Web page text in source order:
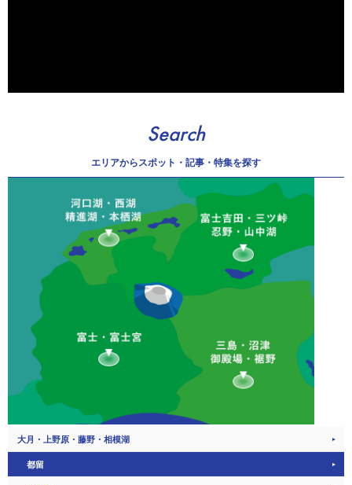
Search
エリアからスポット・記事・特集を探す
大月・上野原・藤野・相模湖
都留